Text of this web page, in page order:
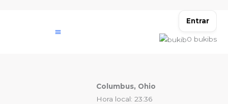
Entrar
0 bukibs
Columbus, Ohio
Hora local: 23:36